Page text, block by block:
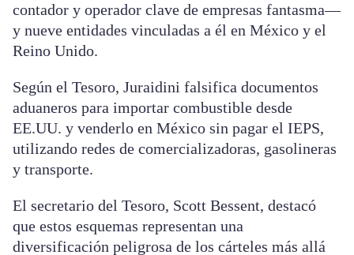
contador y operador clave de empresas fantasma—
y nueve entidades vinculadas a él en México y el
Reino Unido.
Según el Tesoro, Juraidini falsifica documentos
aduaneros para importar combustible desde
EE.UU. y venderlo en México sin pagar el IEPS,
utilizando redes de comercializadoras, gasolineras
y transporte.
El secretario del Tesoro, Scott Bessent, destacó
que estos esquemas representan una
diversificación peligrosa de los cárteles más allá